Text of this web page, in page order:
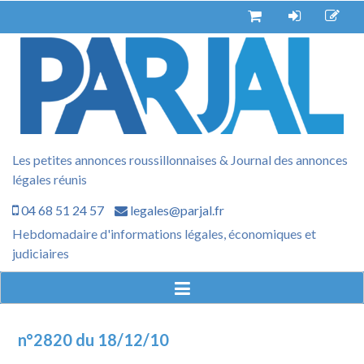
Les petites annonces roussillonnaises & Journal des annonces
légales réunis
04 68 51 24 57
legales@parjal.fr
Hebdomadaire d'informations légales, économiques et
judiciaires
n°2820 du 18/12/10